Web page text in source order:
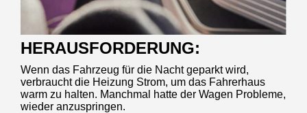
HERAUSFORDERUNG:
Wenn das Fahrzeug für die Nacht geparkt wird,
verbraucht die Heizung Strom, um das Fahrerhaus
warm zu halten. Manchmal hatte der Wagen Probleme,
wieder anzuspringen.